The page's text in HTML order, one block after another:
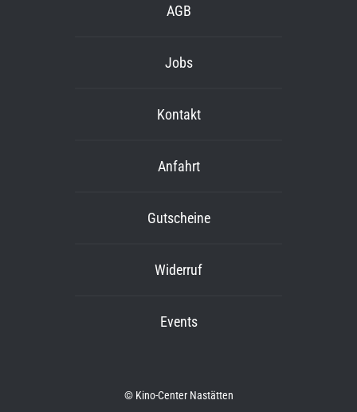
AGB
Jobs
Kontakt
Anfahrt
Gutscheine
Widerruf
Events
© Kino-Center Nastätten